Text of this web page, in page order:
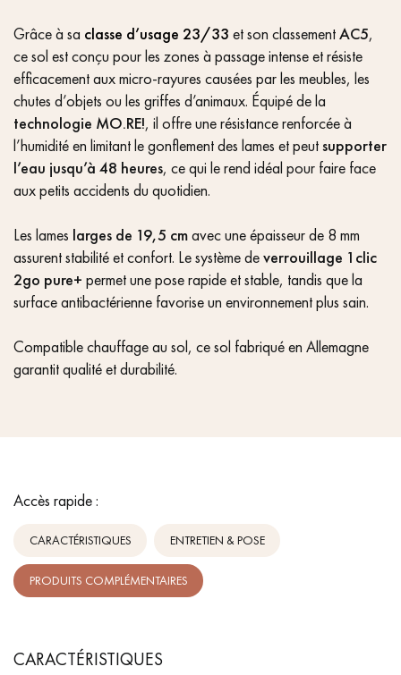
Grâce à sa classe d’usage 23/33 et son classementAC5,
ce sol est conçu pour les zones à passage intense et résiste
efficacement aux micro-rayures causées par les meubles, les
chutes d’objets ou les griffes d’animaux. Équipé de la
technologie MO.RE!, il offre une résistance renforcée à
l’humidité en limitant le gonflement des lames et peutsupporter
l’eau jusqu’à 48 heures, ce qui le rend idéal pour faire face
aux petits accidents du quotidien.
Les lames larges de 19,5 cmavec une épaisseur de 8 mm
assurent stabilité et confort. Le système deverrouillage 1clic
2go pure+ permet une pose rapide et stable, tandis que la
surface antibactérienne favorise un environnement plus sain.
Compatible chauffage au sol, ce sol fabriqué en Allemagne
garantit qualité et durabilité.
Accès rapide :
CARACTÉRISTIQUES ENTRETIEN & POSE
PRODUITS COMPLÉMENTAIRES
CARACTÉRISTIQUES